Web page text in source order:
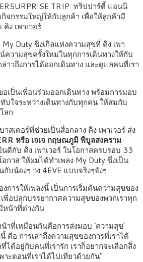
TRIP ทริปปาร์ตี้ แอนนิ
กิจกรรมใหญ่ให้กับลูกค้า เพื่อให้ลูกค้ามี
ง เพาเวอร์
Duty ซิงเกิลแห่งความสุขที่ คิง เพา
ความสุขครั้งใหม่ในทุกการเดินทางให้กับ
าวถึงการได้ออกเดินทาง และดูแลคนที่เรา
อเป็นเพื่อนร่วมออกเดินทาง พร้อมการมอบ
ใจระหว่างเดินทางกับทุกคน ให้สมกับ
ลก
สเดอร์ที่ช่วยเป็นสื่อกลาง คิง เพาเวอร์ ส่ง
หรือ เจเจ กฤษณภูมิ พิบูลสงคราม
ดีกับ คิง เพาเวอร์ ในโอกาสครบรอบ 33
าส ให้ผมได้ทำเพลง My Duty ซึ่งเป็น
บน้องๆ วง 4EVE แบบจริงๆจังๆ
งการให้เพลงนี้ เป็นการเริ่มต้นความสุขของ
พื่อปลุกบรรยากาศความสุขของพวกเราทุก
หน้าที่ต่างกัน
าที่เหมือนกันคือการส่งมอบ ‘ความสุข’
คือ การเล่าถึงความสุขของการที่เราได้
ได้อยู่กับคนที่เรารัก เราก็อยากจะเลือกสิ่ง
ะตอนที่เราได้ไปเที่ยวด้วยกัน”